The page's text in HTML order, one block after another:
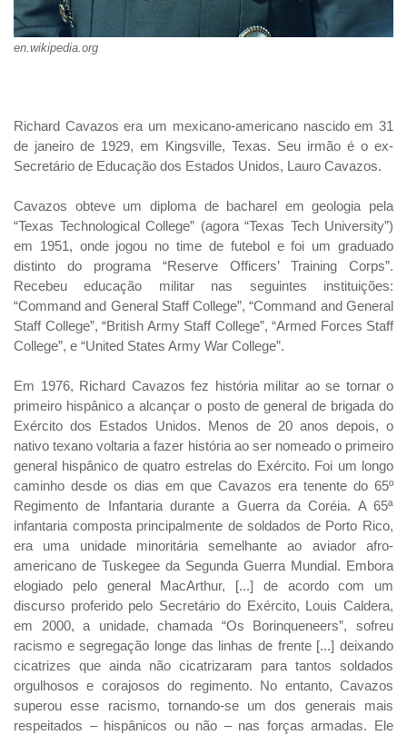
en.wikipedia.org
Richard Cavazos era um mexicano-americano nascido em 31
de janeiro de 1929, em Kingsville, Texas. Seu irmão é o ex-
Secretário de Educação dos Estados Unidos, Lauro Cavazos.
Cavazos obteve um diploma de bacharel em geologia pela
“Texas Technological College” (agora “Texas Tech University”)
em 1951, onde jogou no time de futebol e foi um graduado
distinto do programa “Reserve Officers’ Training Corps”.
Recebeu educação militar nas seguintes instituições:
“Command and General Staff College”, “Command and General
Staff College”, “British Army Staff College”, “Armed Forces Staff
College”, e “United States Army War College”.
Em 1976, Richard Cavazos fez história militar ao se tornar o
primeiro hispânico a alcançar o posto de general de brigada do
Exército dos Estados Unidos. Menos de 20 anos depois, o
nativo texano voltaria a fazer história ao ser nomeado o primeiro
general hispânico de quatro estrelas do Exército. Foi um longo
caminho desde os dias em que Cavazos era tenente do 65º
Regimento de Infantaria durante a Guerra da Coréia. A 65ª
infantaria composta principalmente de soldados de Porto Rico,
era uma unidade minoritária semelhante ao aviador afro-
americano de Tuskegee da Segunda Guerra Mundial. Embora
elogiado pelo general MacArthur, [...] de acordo com um
discurso proferido pelo Secretário do Exército, Louis Caldera,
em 2000, a unidade, chamada “Os Borinqueneers”, sofreu
racismo e segregação longe das linhas de frente [...] deixando
cicatrizes que ainda não cicatrizaram para tantos soldados
orgulhosos e corajosos do regimento. No entanto, Cavazos
superou esse racismo, tornando-se um dos generais mais
respeitados – hispânicos ou não – nas forças armadas. Ele